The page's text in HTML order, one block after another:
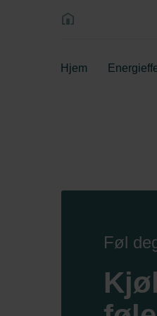
Hjem
Føl